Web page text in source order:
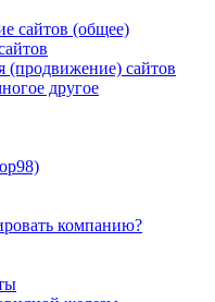
сайтов (общее)
(продвижение) сайтов
другое
компанию?